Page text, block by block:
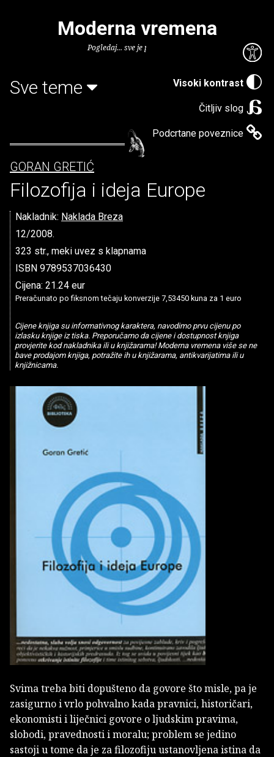
Visoki kontrast
Čitljiv slog
Podcrtane poveznice
Moderna vremena
Pogledaj... sve je puno knjiga.
Sve teme
GORAN GRETIĆ
Filozofija i ideja Europe
Nakladnik: Naklada Breza
12/2008.
323 str., meki uvez s klapnama
ISBN 9789537036430
Cijena: 21.24 eur
Preračunato po fiksnom tečaju konverzije 7,53450 kuna za 1 euro
Cijene knjiga su informativnog karaktera, navodimo prvu cijenu po
izlasku knjige iz tiska. Preporučamo da cijene i dostupnost knjiga
provjerite kod nakladnika ili u knjižarama! Moderna vremena više se ne
bave prodajom knjiga, potražite ih u knjižarama, antikvarijatima ili u
knjižnicama.
Svima treba biti dopušteno da govore što misle, pa je
zasigurno i vrlo pohvalno kada pravnici, historičari,
ekonomisti i liječnici govore o ljudskim pravima,
slobodi, pravednosti i moralu; problem se jedino
sastoji u tome da je za filozofiju ustanovljena istina da